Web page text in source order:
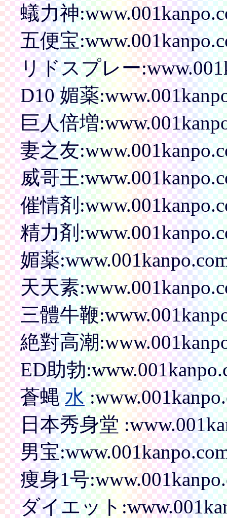
蟻力神
五便宝
リドスプレー
D10 媚薬
巨人倍増
妻之友
威哥王
催情剤
精力剤
媚薬
天天素
三體牛鞭
絶對高潮
ED助勃
蒼蝿水
日本秀身堂
男宝
痩身1号
ダイエット